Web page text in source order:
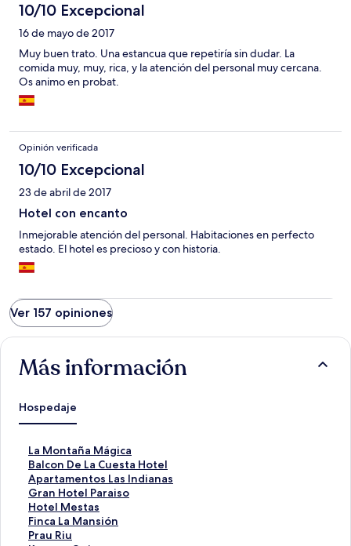
10/10 Excepcional
16 de mayo de 2017
Muy buen trato. Una estancua que repetiría sin dudar. La
comida muy, muy, rica, y la atención del personal muy cercana.
Os animo en probat.
Opinión verificada
10/10 Excepcional
23 de abril de 2017
Hotel con encanto
Inmejorable atención del personal. Habitaciones en perfecto
estado. El hotel es precioso y con historia.
Ver 157 opiniones
Más información
Hospedaje
La Montaña Mágica
E
n
l
a
c
e
p
Balcon De La Cuesta Hotel
E
n
l
a
c
e
Apartamentos Las Indianas
E
n
l
a
c
Gran Hotel Paraiso
E
n
l
a
Hotel Mestas
E
n
l
Finca La Mansión
E
n
Prau Riu
E